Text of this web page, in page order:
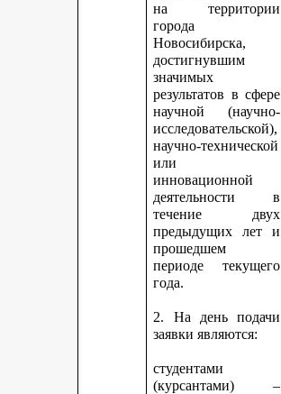
на территории
города
Новосибирска,
достигнувшим
значимых
результатов в сфере
научной (научно-
исследовательской),
научно-технической
или
инновационной
деятельности в
течение двух
предыдущих лет и
прошедшем
периоде текущего
года.
2. На день подачи
заявки являются:
студентами
(курсантами) –